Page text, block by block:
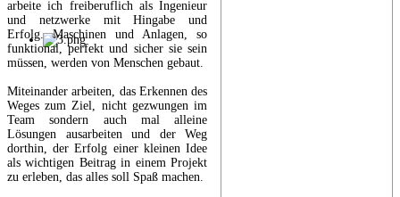
arbeite ich freiberuflich als Ingenieur
und netzwerke mit Hingabe und
Erfolg. Maschinen und Anlagen, so
funktional, perfekt und sicher sie sein
müssen, werden von Menschen gebaut.
Miteinander arbeiten, das Erkennen des
Weges zum Ziel, nicht gezwungen im
Team sondern auch mal alleine
Lösungen ausarbeiten und der Weg
dorthin, der Erfolg einer kleinen Idee
als wichtigen Beitrag in einem Projekt
zu erleben, das alles soll Spaß machen.